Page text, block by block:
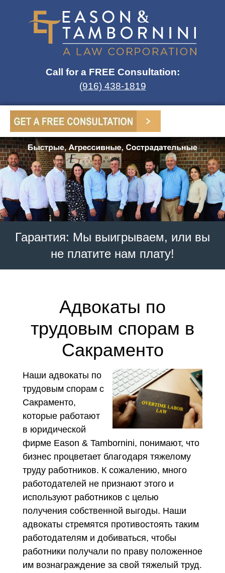
Call for a FREE Consultation:
(916) 438-1819
Гарантия: Мы выигрываем, или вы
не платите нам плату!
Адвокаты по
трудовым спорам в
Сакраменто
Наши адвокаты по
трудовым спорам с
Сакраменто,
которые работают
в юридической
фирме Eason & Tambornini, понимают, что
бизнес процветает благодаря тяжелому
труду работников. К сожалению, много
работодателей не признают этого и
используют работников с целью
получения собственной выгоды. Наши
адвокаты стремятся противостоять таким
работодателям и добиваться, чтобы
работники получали по праву положенное
им вознаграждение за свой тяжелый труд.